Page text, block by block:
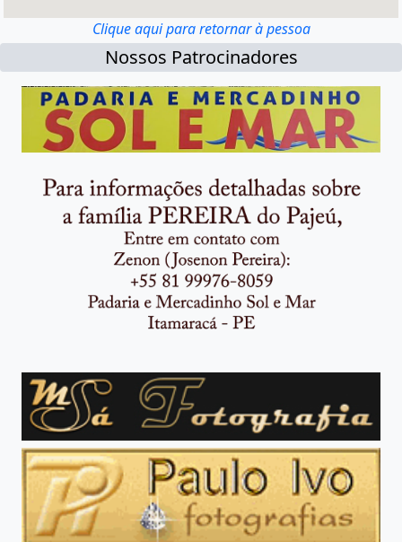
Clique aqui para retornar à pessoa
Nossos Patrocinadores